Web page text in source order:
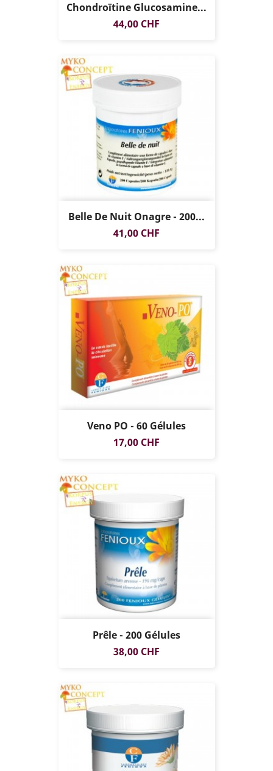
Chondroïtine Glucosamine...
Prix
44,00 CHF
Belle De Nuit Onagre - 200...
Prix
41,00 CHF
Veno PO - 60 Gélules
Prix
17,00 CHF
Prêle - 200 Gélules
Prix
38,00 CHF